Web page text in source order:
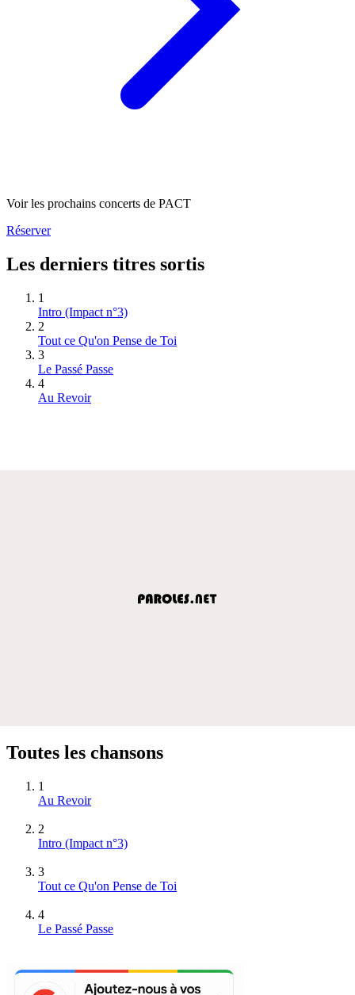
Voir les prochains concerts de PACT
Réserver
Les derniers titres sortis
1
Intro (Impact n°3)
2
Tout ce Qu'on Pense de Toi
3
Le Passé Passe
4
Au Revoir
Toutes les chansons
1
Au Revoir
2
Intro (Impact n°3)
3
Tout ce Qu'on Pense de Toi
4
Le Passé Passe